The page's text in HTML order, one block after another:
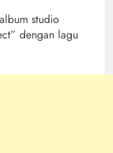
studio
dengan lagu